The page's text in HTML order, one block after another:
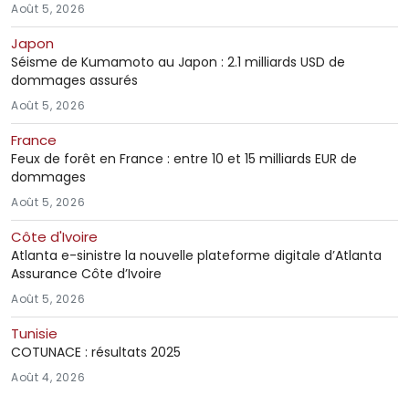
Août 5, 2026
Japon
Séisme de Kumamoto au Japon : 2.1 milliards USD de
dommages assurés
Août 5, 2026
France
Feux de forêt en France : entre 10 et 15 milliards EUR de
dommages
Août 5, 2026
Côte d'Ivoire
Atlanta e-sinistre la nouvelle plateforme digitale d’Atlanta
Assurance Côte d’Ivoire
Août 5, 2026
Tunisie
COTUNACE : résultats 2025
Août 4, 2026